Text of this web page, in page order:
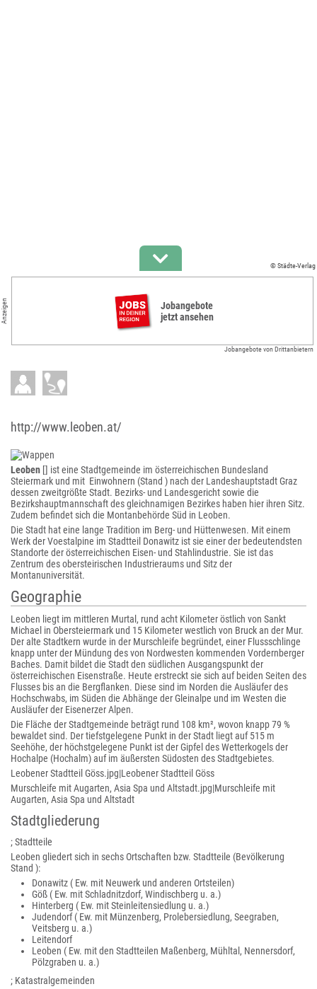
© Städte-Verlag
Anzeigen
Jobangebote
jetzt ansehen
Jobangebote von Drittanbietern
http://www.leoben.at/
Leoben [] ist eine Stadtgemeinde im österreichischen Bundesland
Steiermark und mit Einwohnern (Stand ) nach der Landeshauptstadt Graz
dessen zweitgrößte Stadt. Bezirks- und Landesgericht sowie die
Bezirkshauptmannschaft des gleichnamigen Bezirkes haben hier ihren Sitz.
Zudem befindet sich die Montanbehörde Süd in Leoben.
Die Stadt hat eine lange Tradition im Berg- und Hüttenwesen. Mit einem
Werk der Voestalpine im Stadtteil Donawitz ist sie einer der bedeutendsten
Standorte der österreichischen Eisen- und Stahlindustrie. Sie ist das
Zentrum des obersteirischen Industrieraums und Sitz der
Montanuniversität.
Geographie
Leoben liegt im mittleren Murtal, rund acht Kilometer östlich von Sankt
Michael in Obersteiermark und 15 Kilometer westlich von Bruck an der Mur.
Der alte Stadtkern wurde in der Murschleife begründet, einer Flussschlinge
knapp unter der Mündung des von Nordwesten kommenden Vordernberger
Baches. Damit bildet die Stadt den südlichen Ausgangspunkt der
österreichischen Eisenstraße. Heute erstreckt sie sich auf beiden Seiten des
Flusses bis an die Bergflanken. Diese sind im Norden die Ausläufer des
Hochschwabs, im Süden die Abhänge der Gleinalpe und im Westen die
Ausläufer der Eisenerzer Alpen.
Die Fläche der Stadtgemeinde beträgt rund 108 km², wovon knapp 79 %
bewaldet sind. Der tiefstgelegene Punkt in der Stadt liegt auf 515 m
Seehöhe, der höchstgelegene Punkt ist der Gipfel des Wetterkogels der
Hochalpe (Hochalm) auf im äußersten Südosten des Stadtgebietes.
Leobener Stadtteil Göss.jpg|Leobener Stadtteil Göss
Murschleife mit Augarten, Asia Spa und Altstadt.jpg|Murschleife mit
Augarten, Asia Spa und Altstadt
Stadtgliederung
; Stadtteile
Leoben gliedert sich in sechs Ortschaften bzw. Stadtteile (Bevölkerung
Stand ):
Donawitz ( Ew. mit Neuwerk und anderen Ortsteilen)
Göß ( Ew. mit Schladnitzdorf, Windischberg u. a.)
Hinterberg ( Ew. mit Steinleitensiedlung u. a.)
Judendorf ( Ew. mit Münzenberg, Prolebersiedlung, Seegraben,
Veitsberg u. a.)
Leitendorf
Leoben ( Ew. mit den Stadtteilen Maßenberg, Mühltal, Nennersdorf,
Pölzgraben u. a.)
; Katastralgemeinden